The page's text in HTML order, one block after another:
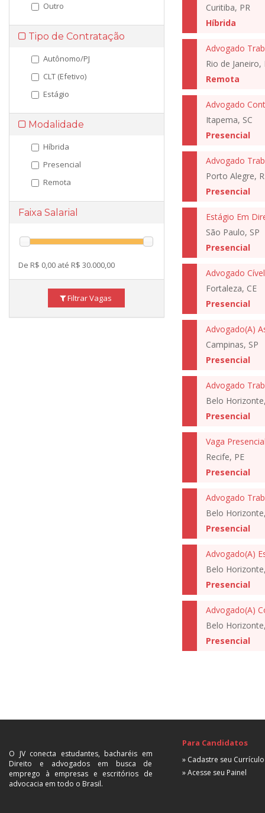
Outro
Tipo de Contratação
Autônomo/PJ
CLT (Efetivo)
Estágio
Modalidade
Híbrida
Presencial
Remota
Faixa Salarial
De R$ 0,00 até R$ 30.000,00
Filtrar Vagas
Curitiba, PR
Híbrida
Advogado
Rio de Janeiro,
Remota
Advogado
Itapema, SC
Presencial
Advogado
Porto Alegre,
Presencial
Estágio Em
São Paulo, SP
Presencial
Advogado
Fortaleza, CE
Presencial
Advogado(A)
Campinas, SP
Presencial
Advogado
Belo
Presencial
Recife, PE
Presencial
Advogado
Belo
Presencial
Belo
Presencial
Advogado(A)
Belo
Presencial
O JV conecta estudantes, bacharéis em
Direito e advogados em busca de
emprego à empresas e escritórios de
advocacia em todo o Brasil.
Para Candidatos
» Cadastre seu Currículo
» Acesse seu Painel